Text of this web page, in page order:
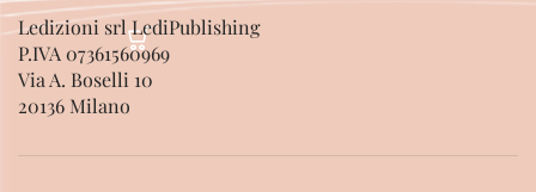
Ledizioni srl LediPublishing
P.IVA 07361560969
Via A. Boselli 10
20136 Milano